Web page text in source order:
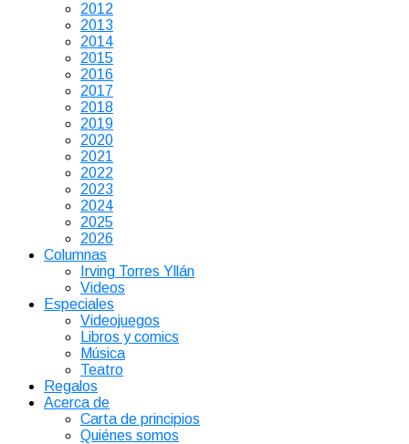
2012
2013
2014
2015
2016
2017
2018
2019
2020
2021
2022
2023
2024
2025
2026
Columnas
Irving Torres Yllán
Videos
Especiales
Videojuegos
Libros y comics
Música
Teatro
Regalos
Acerca de
Carta de principios
Quiénes somos